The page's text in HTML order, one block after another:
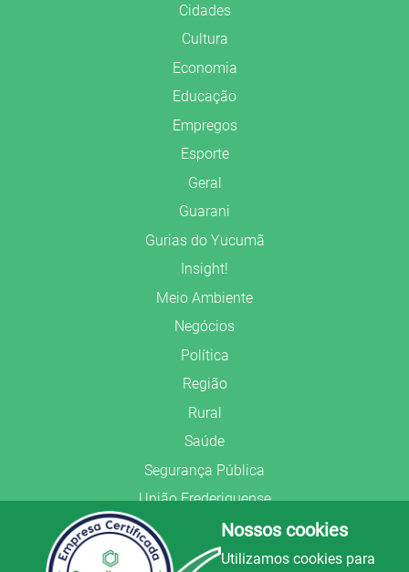
Cidades
Cultura
Economia
Educação
Empregos
Esporte
Geral
Guarani
Gurias do Yucumã
Insight!
Meio Ambiente
Negócios
Política
Região
Rural
Saúde
Segurança Pública
União Frederiquense
Nossos cookies
Utilizamos cookies para